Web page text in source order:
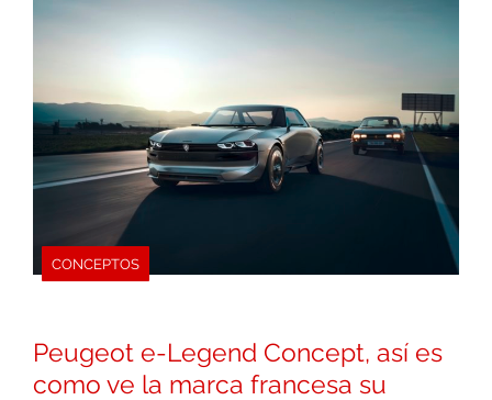
CONCEPTOS
Peugeot e-Legend Concept, así es
como ve la marca francesa su